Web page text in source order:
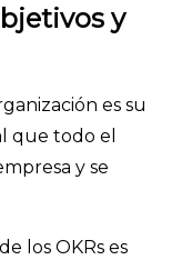
y
es su
que todo el
y se
los OKRs es